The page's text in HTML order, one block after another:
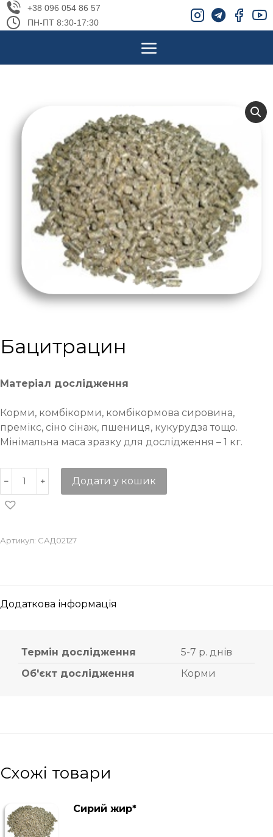
+38 096 054 86 57
ПН-ПТ 8:30-17:30
Бацитрацин
Матеріал дослідження
Корми, комбікорми, комбікормова сировина,
премікс, сіно сінаж, пшениця, кукурудза тощо.
Мінімальна маса зразку для дослідження – 1 кг.
Додати у кошик
Артикул: САД02127
Додаткова інформація
Термін дослідження
5-7 р. днів
Об'єкт дослідження
Корми
Схожі товари
Сирий жир*